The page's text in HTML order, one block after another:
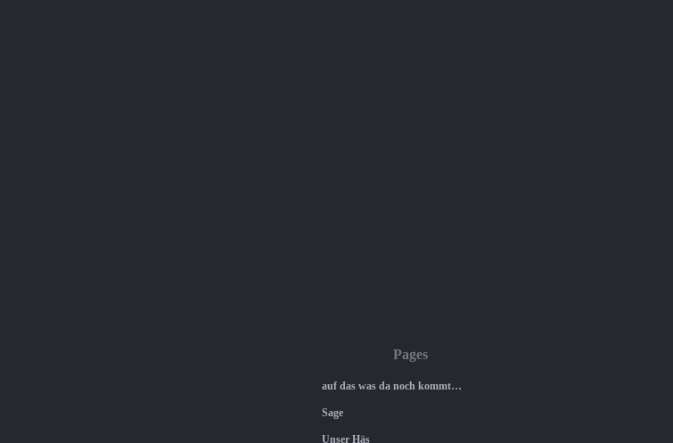
Pages
auf das was da noch kommt…
Sage
Unser Häs